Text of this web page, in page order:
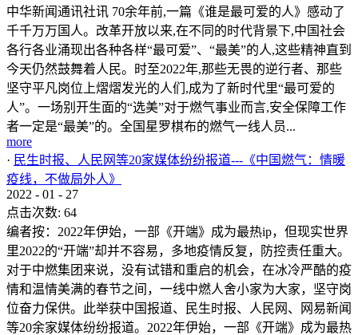
中华新闻通讯社讯 70余年前,一篇《谁是最可爱的人》感动了
千千万万国人。改革开放以来,在不同的时代背景下,中国社会
各行各业涌现出各种各样“最可爱”、“最美”的人,这些精神直到
今天仍然鼓舞着人民。时至2022年,那些无畏的逆行者、那些
坚守平凡岗位上熠熠发光的人们,成为了新时代里“最可爱的
人”。一场别开生面的“选美”对于燃气事业而言,安全保障工作
者一定是“最美”的。全国星罗棋布的燃气一线人员...
more
· 民生时报、人民网等20家媒体纷纷报道---《中国燃气：情暖
疫线，不做局外人》
2022 - 01 - 27
点击次数: 64
编者按：2022年伊始，一部《开端》成为最热ip，但现实世界
里2022的“开端”却并不容易，多地疫情反复，防控责任重大。
对于中燃集团来说，没有试错和重启的机会，在冰冷严酷的疫
情和温情美满的春节之间，一线中燃人舍小家为大家，坚守岗
位奋力保供。此举获中国报道、民生时报、人民网、网易新闻
等20余家媒体纷纷报道。2022年伊始，一部《开端》成为最热